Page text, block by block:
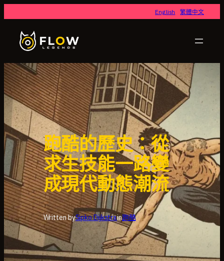
至
容
English 繁體中文
跑酷的歷史：從
求生技能一路變
成現代動態潮流
Written bySipko Dijkstrain跑酷